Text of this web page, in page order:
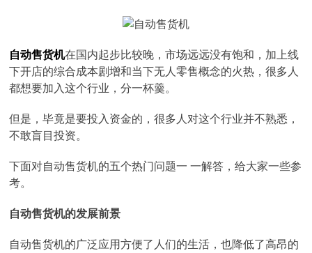
自动售货机在国内起步比较晚，市场远远没有饱和，加上线
下开店的综合成本剧增和当下无人零售概念的火热，很多人
都想要加入这个行业，分一杯羹。
但是，毕竟是要投入资金的，很多人对这个行业并不熟悉，
不敢盲目投资。
下面对自动售货机的五个热门问题一 一解答，给大家一些参
考。
自动售货机的发展前景
自动售货机的广泛应用方便了人们的生活，也降低了高昂的